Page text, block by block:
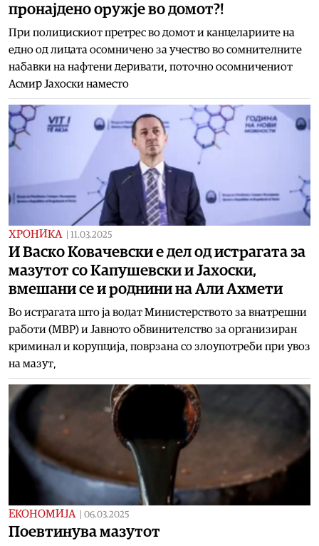
пронајдено оружје во домот?!
При полицискиот претрес во домот и канцелариите на
едно од лицата осомничено за учество во сомнителните
набавки на нафтени деривати, поточно осомничениот
Асмир Јахоски наместо
ХРОНИКА 11.03.2025
И Васко Ковачевски е дел од истрагата за
мазутот со Капушевски и Јахоски,
вмешани се и роднини на Али Ахмети
Во истрагата што ја водат Министерството за внатрешни
работи (МВР) и Јавното обвинителство за организиран
криминал и корупција, поврзана со злоупотреби при увоз
на мазут,
ЕКОНОМИЈА 06.03.2025
Поевтинува мазутот